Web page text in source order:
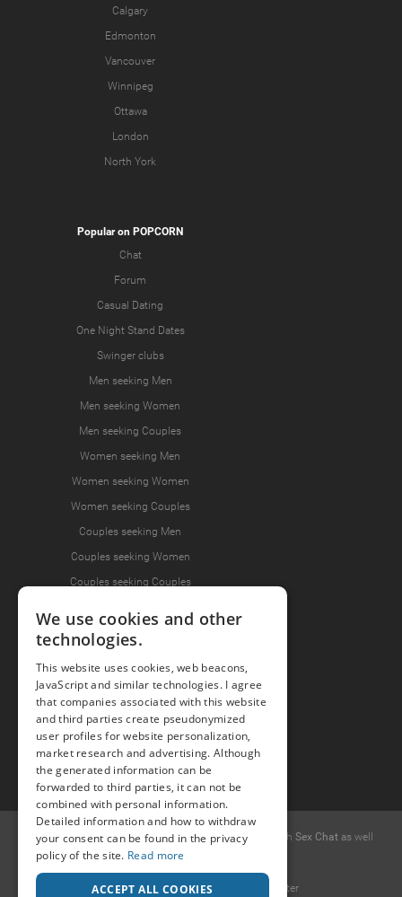
Calgary
Edmonton
Vancouver
Winnipeg
Ottawa
London
North York
Popular on POPCORN
Chat
Forum
Casual Dating
One Night Stand Dates
Swinger clubs
Men seeking Men
Men seeking Women
Men seeking Couples
Women seeking Men
Women seeking Women
Women seeking Couples
Couples seeking Men
Couples seeking Women
Couples seeking Couples
Join the Fun
Press Area
Invite Friends
© 2015 -2026 Popcorn .dating -Free casual dates with Sex Chatas well
asErotic Discussions
Ideawise Limited
Unit 603A, 6/F, Tower 1 Admiralty Center
We use cookies and other
technologies.
This website uses cookies, web beacons,
JavaScript and similar technologies. I agree
that companies associated with this website
and third parties create pseudonymized
user profiles for website personalization,
market research and advertising. Although
the generated information can be
forwarded to third parties, it can not be
combined with personal information.
Detailed information and how to withdraw
your consent can be found in the privacy
policy of the site. Read more
ACCEPT ALL COOKIES